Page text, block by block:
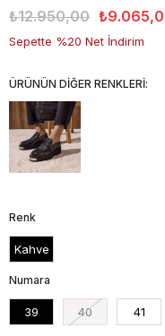
₺12.950,00
Sepette %20 Net İndirim
ÜRÜNÜN DİĞER RENKLERİ:
Renk
Kahve
Numara
39 40 41